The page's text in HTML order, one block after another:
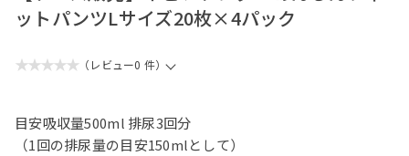
ットパンツLサイズ20枚×4パック
★★★★★ （レビュー0 件）
目安吸収量500ml 排尿3回分
（1回の排尿量の目安150mlとして）